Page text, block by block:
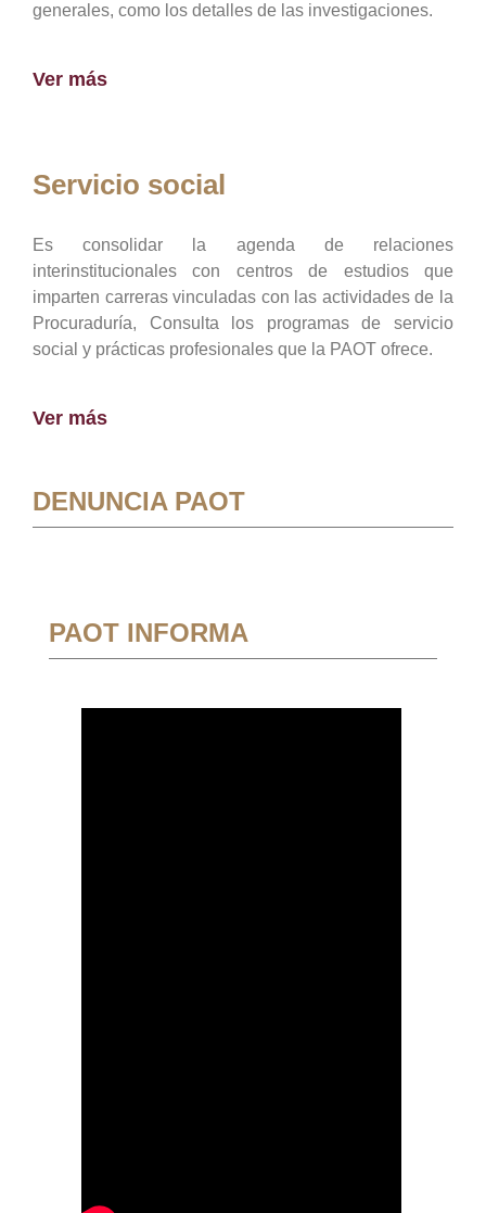
generales, como los detalles de las investigaciones.
Ver más
Servicio social
Es consolidar la agenda de relaciones
interinstitucionales con centros de estudios que
imparten carreras vinculadas con las actividades de la
Procuraduría, Consulta los programas de servicio
social y prácticas profesionales que la PAOT ofrece.
Ver más
DENUNCIA PAOT
PAOT INFORMA